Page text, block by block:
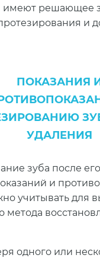
имеют решающее
и
ПОКАЗАНИЯ
УДАЛЕНИЯ
зуба после
и
учитывать для
метода
одного или